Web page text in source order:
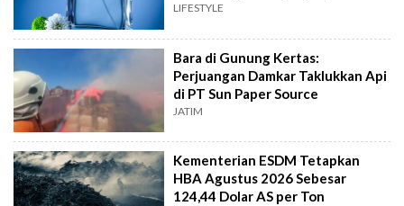
LIFESTYLE
Bara di Gunung Kertas:
Perjuangan Damkar Taklukkan Api
di PT Sun Paper Source
JATIM
Kementerian ESDM Tetapkan
HBA Agustus 2026 Sebesar
124,44 Dolar AS per Ton